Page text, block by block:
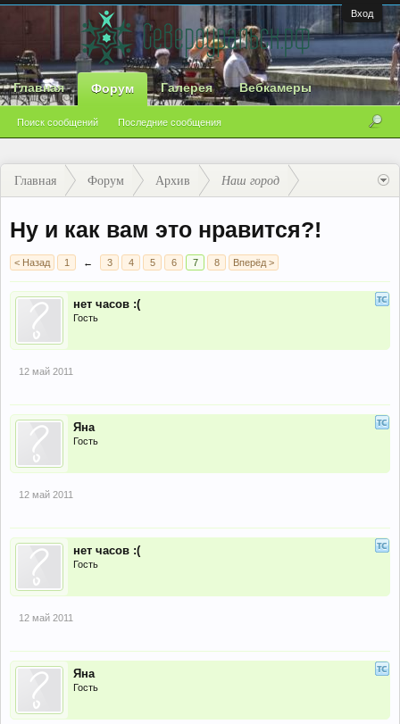
Вход
Главная Форум
Поиск сообщений Последние сообщения
Галерея Вебкамеры
Главная Форум Архив Наш город
Ну и как вам это нравится?!
< Назад 1 ← 3 4 5 6 7 8 Вперёд >
нет часов :(
Гость
12 май 2011
Яна
Гость
12 май 2011
нет часов :(
Гость
12 май 2011
Яна
Гость